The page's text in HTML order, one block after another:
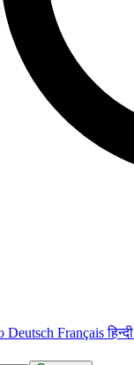
Deutsch Françaisहिन्दी